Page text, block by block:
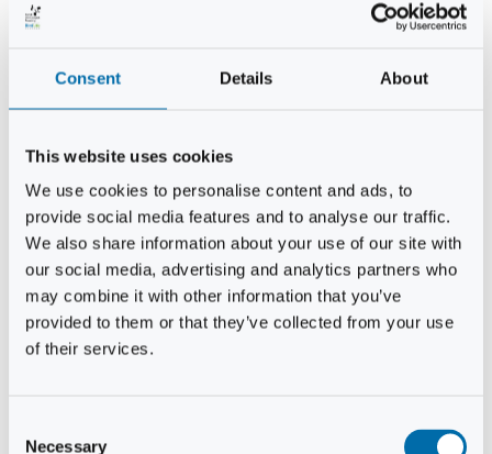
Consent Details About
This website uses cookies
We use cookies to personalise content and ads, to
provide social media features and to analyse our traffic.
We also share information about your use of our site with
our social media, advertising and analytics partners who
may combine it with other information that you’ve
provided to them or that they’ve collected from your use
of their services.
Necessary
Christian Hjorth
Niels Thomas Rosenberg
Benny Gensbøl
Bent Jakobsen
Svend Andersen
Bent Wigh
Jens-Kjeld Jensen
Jon Fjeldså
William Carøe Aarestrup
Erik Mølgaard